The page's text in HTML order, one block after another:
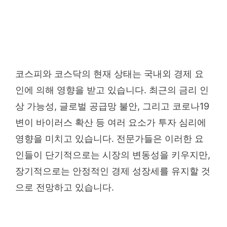
코스피와 코스닥의 현재 상태는 국내외 경제 요
인에 의해 영향을 받고 있습니다. 최근의 금리 인
상 가능성, 글로벌 공급망 불안, 그리고 코로나19
변이 바이러스 확산 등 여러 요소가 투자 심리에
영향을 미치고 있습니다. 전문가들은 이러한 요
인들이 단기적으로는 시장의 변동성을 키우지만,
장기적으로는 안정적인 경제 성장세를 유지할 것
으로 전망하고 있습니다.